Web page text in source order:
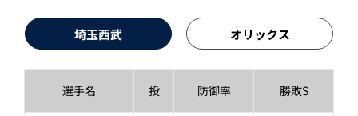
埼玉西武 オリックス
選手名 投 防御率 勝敗S